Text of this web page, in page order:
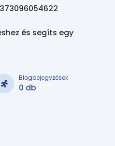
és segíts egy
Blogbejegyzések
0 db